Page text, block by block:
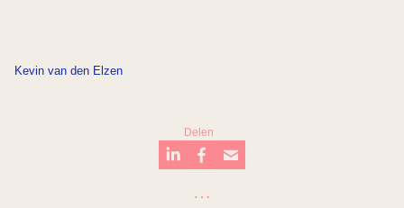
Kevin van den Elzen
Delen
…